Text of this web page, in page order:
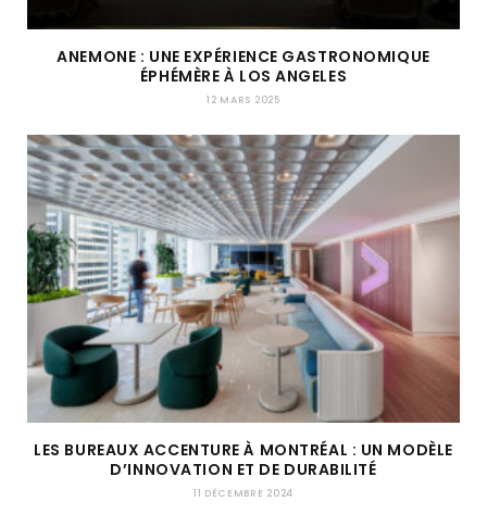
ANEMONE : UNE EXPÉRIENCE GASTRONOMIQUE
ÉPHÉMÈRE À LOS ANGELES
12 MARS 2025
LES BUREAUX ACCENTURE À MONTRÉAL : UN MODÈLE
D’INNOVATION ET DE DURABILITÉ
11 DÉCEMBRE 2024